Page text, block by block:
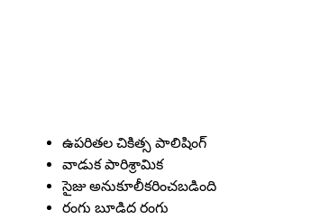
ఉపరితల చికిత్స పాలిషింగ్
వాడుక పారిశ్రామిక
సైజు అనుకూలీకరించబడింది
రంగు బూడిద రంగు